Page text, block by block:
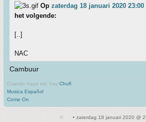
Op zaterdag 18 januari 2020 23:00
het volgende:
[..]
NAC
Cambuur
Cuando haya sol, hay Chufi
Musica Español
Come On
• zaterdag 18 januari 2020 @